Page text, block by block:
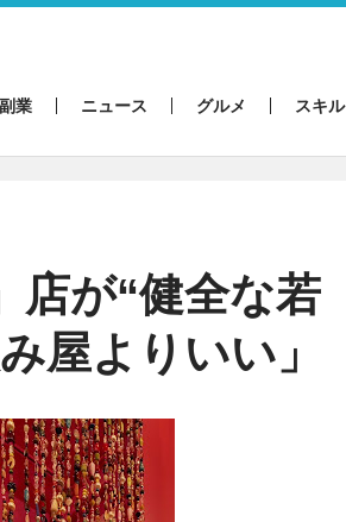
副業 ニュース グルメ スキル
店が“健全な若
屋よりいい」